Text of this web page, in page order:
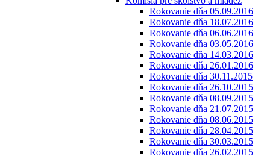
Rokovanie dňa 05.09.2016
Rokovanie dňa 18.07.2016
Rokovanie dňa 06.06.2016
Rokovanie dňa 03.05.2016
Rokovanie dňa 14.03.2016
Rokovanie dňa 26.01.2016
Rokovanie dňa 30.11.2015
Rokovanie dňa 26.10.2015
Rokovanie dňa 08.09.2015
Rokovanie dňa 21.07.2015
Rokovanie dňa 08.06.2015
Rokovanie dňa 28.04.2015
Rokovanie dňa 30.03.2015
Rokovanie dňa 26.02.2015